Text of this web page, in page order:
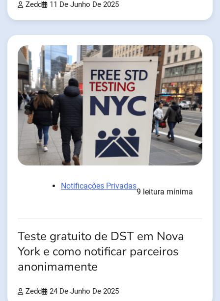
Zedd 11 De Junho De 2025
Notificações Privadas
9 leitura mínima
Teste gratuito de DST em Nova
York e como notificar parceiros
anonimamente
Zedd 24 De Junho De 2025